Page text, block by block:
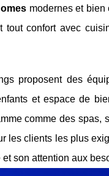
modernes et
confort avec
proposent des
et espace de
comme des spas,
les clients les plus
son attention aux